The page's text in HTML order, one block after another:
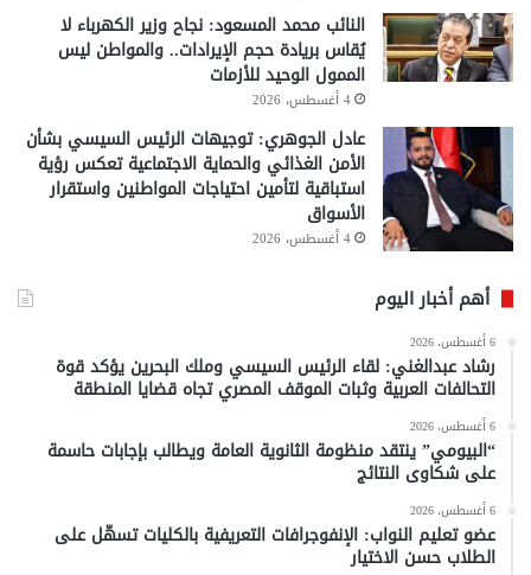
النائب محمد المسعود: نجاح وزير الكهرباء لا
يُقاس بريادة حجم الإيرادات.. والمواطن ليس
الممول الوحيد للأزمات
4 أغسطس، 2026
عادل الجوهري: توجيهات الرئيس السيسي بشأن
الأمن الغذائي والحماية الاجتماعية تعكس رؤية
استباقية لتأمين احتياجات المواطنين واستقرار
الأسواق
4 أغسطس، 2026
أهم أخبار اليوم
6 أغسطس، 2026
رشاد عبدالغني: لقاء الرئيس السيسي وملك البحرين يؤكد قوة
التحالفات العربية وثبات الموقف المصري تجاه قضايا المنطقة
6 أغسطس، 2026
“البيومي” ينتقد منظومة الثانوية العامة ويطالب بإجابات حاسمة
على شكاوى النتائج
6 أغسطس، 2026
عضو تعليم النواب: الإنفوجرافات التعريفية بالكليات تسهّل على
الطلاب حسن الاختيار